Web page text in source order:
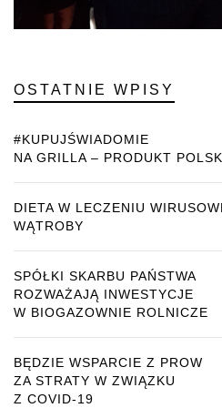
OSTATNIE WPISY
#KUPUJŚWIADOMIE
NA GRILLA – PRODUKT
DIETA W LECZENIU
WĄTROBY
SPÓŁKI SKARBU PAŃSTWA
ROZWAŻAJĄ INWESTYCJE
W BIOGAZOWNIE ROLNICZE
BĘDZIE WSPARCIE Z PROW
ZA STRATY W ZWIĄZKU
Z COVID-19